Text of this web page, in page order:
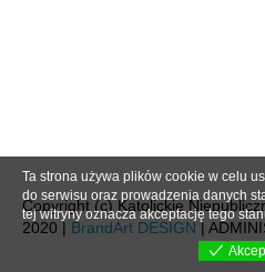
Copyright (c) Katolickie
2020 | BrandArt DESIGN |
Ta strona używa plików cookie w celu
do serwisu oraz prowadzenia danych
tej witryny oznacza akceptację tego